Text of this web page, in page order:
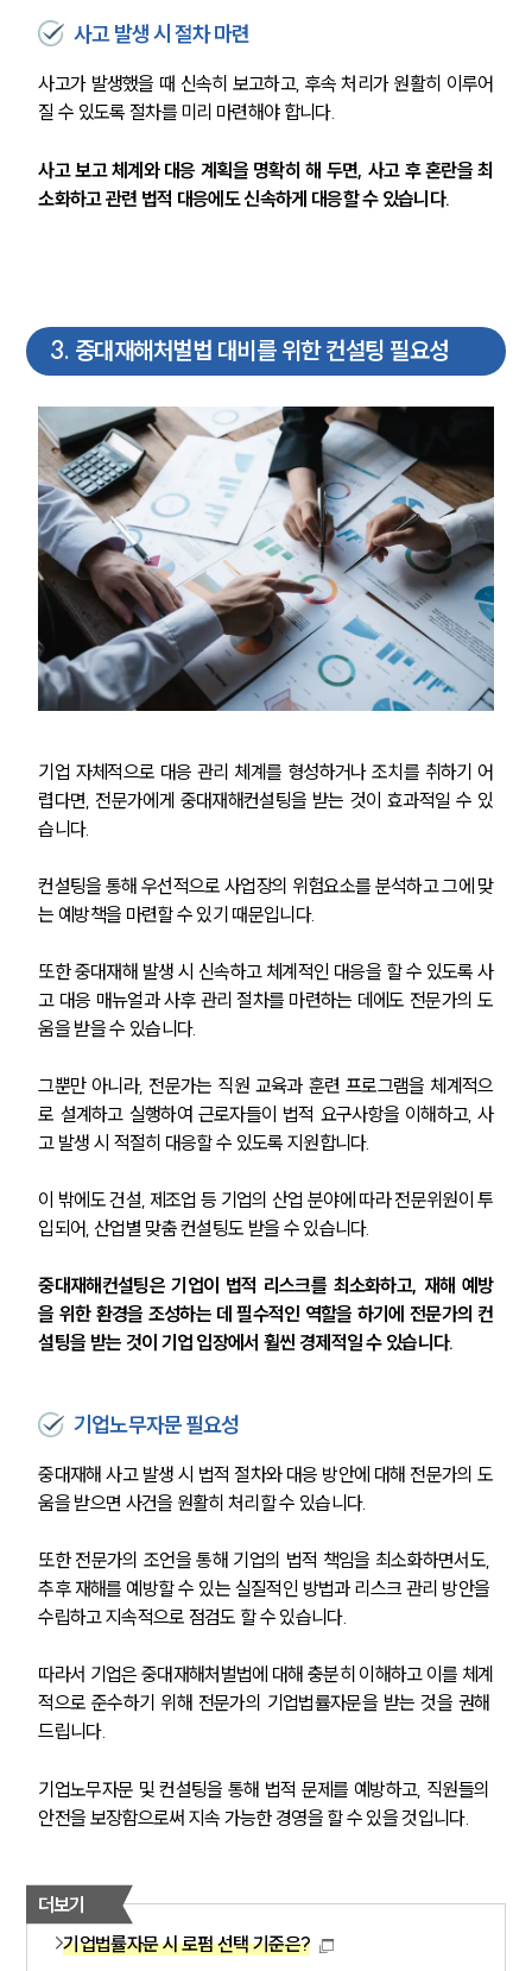
SERVICES
PROFESSIONALS
ABOUT
사고 발생 시 절차 마련
사고가 발생했을 때 신속히 보고하고, 후속 처리가 원활히 이루어
질 수 있도록 절차를 미리 마련해야 합니다.
사고 보고 체계와 대응 계획을 명확히 해 두면, 사고 후 혼란을 최
소화하고 관련 법적 대응에도 신속하게 대응할 수 있습니다.
3. 중대재해처벌법 대비를 위한 컨설팅 필요성
기업 자체적으로 대응 관리 체계를 형성하거나 조치를 취하기 어
렵다면, 전문가에게 중대재해컨설팅을 받는 것이 효과적일 수 있
습니다.
컨설팅을 통해 우선적으로 사업장의 위험요소를 분석하고 그에 맞
는 예방책을 마련할 수 있기 때문입니다.
또한 중대재해 발생 시 신속하고 체계적인 대응을 할 수 있도록 사
고 대응 매뉴얼과 사후 관리 절차를 마련하는 데에도 전문가의 도
움을 받을 수 있습니다.
그뿐만 아니라, 전문가는 직원 교육과 훈련 프로그램을 체계적으
로 설계하고 실행하여 근로자들이 법적 요구사항을 이해하고, 사
고 발생 시 적절히 대응할 수 있도록 지원합니다.
이 밖에도 건설, 제조업 등 기업의 산업 분야에 따라 전문위원이 투
입되어, 산업별 맞춤 컨설팅도 받을 수 있습니다.
중대재해컨설팅은 기업이 법적 리스크를 최소화하고, 재해 예방
을 위한 환경을 조성하는 데 필수적인 역할을 하기에 전문가의 컨
설팅을 받는 것이 기업 입장에서 훨씬 경제적일 수 있습니다.
기업노무자문 필요성
중대재해 사고 발생 시 법적 절차와 대응 방안에 대해 전문가의 도
움을 받으면 사건을 원활히 처리할 수 있습니다.
또한 전문가의 조언을 통해 기업의 법적 책임을 최소화하면서도,
추후 재해를 예방할 수 있는 실질적인 방법과 리스크 관리 방안을
수립하고 지속적으로 점검도 할 수 있습니다.
따라서 기업은 중대재해처벌법에 대해 충분히 이해하고 이를 체계
적으로 준수하기 위해 전문가의 기업법률자문을 받는 것을 권해
드립니다.
기업노무자문 및 컨설팅을 통해 법적 문제를 예방하고, 직원들의
안전을 보장함으로써 지속 가능한 경영을 할 수 있을 것입니다.
더보기
기업법률자문 시 로펌 선택 기준은?